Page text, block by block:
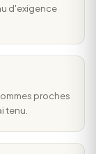
d'exigence
proches
tenu.